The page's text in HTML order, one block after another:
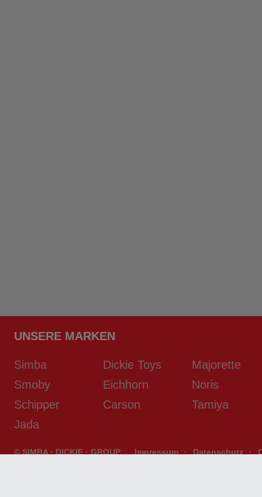
UNSERE MARKEN
Simba Dickie Toys
Majorette
Smoby
Eichhorn
Noris
Schipper
Carson
Tamiya
Jada
© SIMBA · DICKIE · GROUP Impressum · Datenschutz ·